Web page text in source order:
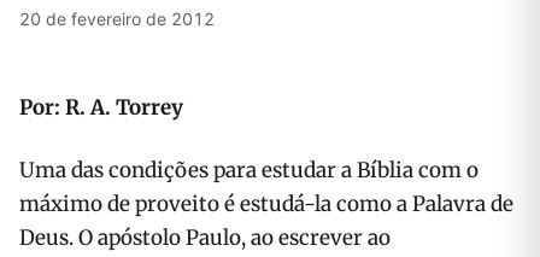
20 de fevereiro de 2012
Por: R. A. Torrey
Uma das condições para estudar a Bíblia com o
máximo de proveito é estudá-la como a Palavra de
Deus. O apóstolo Paulo, ao escrever ao